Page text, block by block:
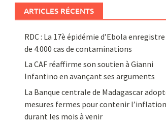
ARTICLES RÉCENTS
RDC : La 17è épidémie d’Ebola
de 4.000 cas de contaminations
La CAF réaffirme son soutien à Gianni
Infantino en avançant ses arguments
La Banque centrale de Madagascar
mesures fermes pour contenir l’inflation
durant les mois à venir